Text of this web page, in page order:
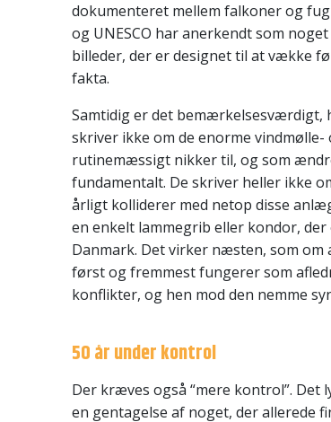
dokumenteret mellem falkoner og
og UNESCO har anerkendt som
billeder, der er designet til at vække
fakta.
Samtidig er det bemærkelsesværdigt,
skriver ikke om de enorme vindmølle-
rutinemæssigt nikker til, og som
fundamentalt. De skriver heller ikke
årligt kolliderer med netop disse
en enkelt lammegrib eller kondor,
Danmark. Det virker næsten, som
først og fremmest fungerer som
konflikter, og hen mod den nemme
50 år under kontrol
Der kræves også “mere kontrol”. Det
en gentagelse af noget, der allerede